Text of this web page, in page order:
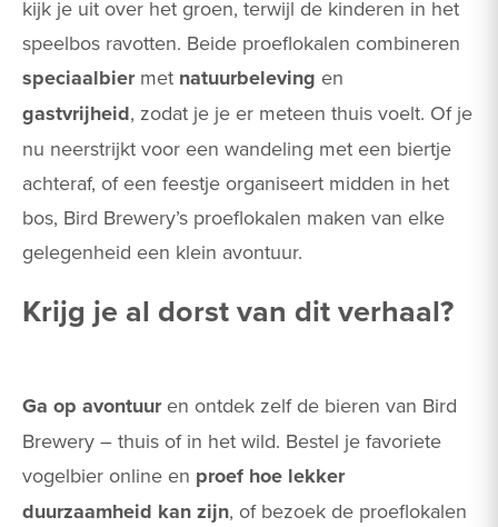
kijk je uit over het groen, terwijl de kinderen in het
speelbos ravotten. Beide proeflokalen combineren
speciaalbiermet natuurbeleving en
gastvrijheid, zodat je je er meteen thuis voelt. Of je
nu neerstrijkt voor een wandeling met een biertje
achteraf, of een feestje organiseert midden in het
bos, Bird Brewery’s proeflokalen maken van elke
gelegenheid een klein avontuur.
Krijg je al dorst van dit verhaal?
Ga op avontuuren ontdek zelf de bieren van Bird
Brewery – thuis of in het wild. Bestel je favoriete
vogelbier online en proef hoe lekker
duurzaamheid kan zijn, of bezoek de proeflokalen